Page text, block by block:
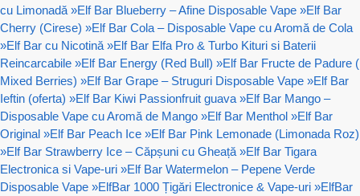
cu Limonadă »Elf Bar Blueberry – Afine Disposable Vape »Elf Bar
Cherry (Cirese) »Elf Bar Cola – Disposable Vape cu Aromă de Cola
»Elf Bar cu Nicotină »Elf Bar Elfa Pro & Turbo Kituri si Baterii
Reincarcabile »Elf Bar Energy (Red Bull) »Elf Bar Fructe de Padure (
Mixed Berries) »Elf Bar Grape – Struguri Disposable Vape »Elf Bar
Ieftin (oferta) »Elf Bar Kiwi Passionfruit guava »Elf Bar Mango –
Disposable Vape cu Aromă de Mango »Elf Bar Menthol »Elf Bar
Original »Elf Bar Peach Ice »Elf Bar Pink Lemonade (Limonada Roz)
»Elf Bar Strawberry Ice – Căpșuni cu Gheață »Elf Bar Tigara
Electronica si Vape-uri »Elf Bar Watermelon – Pepene Verde
Disposable Vape »ElfBar 1000 Țigări Electronice & Vape-uri »ElfBar